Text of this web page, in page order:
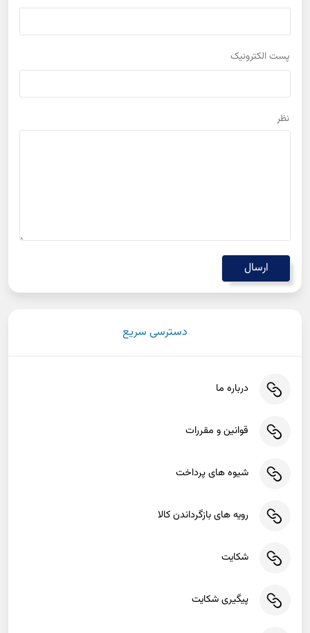
دسترسی سریع
درباره ما
قوانین و مقررات
شیوه های پرداخت
رویه های بازگرداندن کالا
شکایت
پیگیری شکایت
پست الكترونيک
نظر